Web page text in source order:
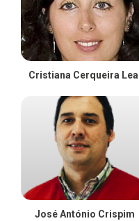
Cristiana Cerqueira Leal
José António Crispim